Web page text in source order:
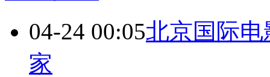
04-24 00:05北京国际
家